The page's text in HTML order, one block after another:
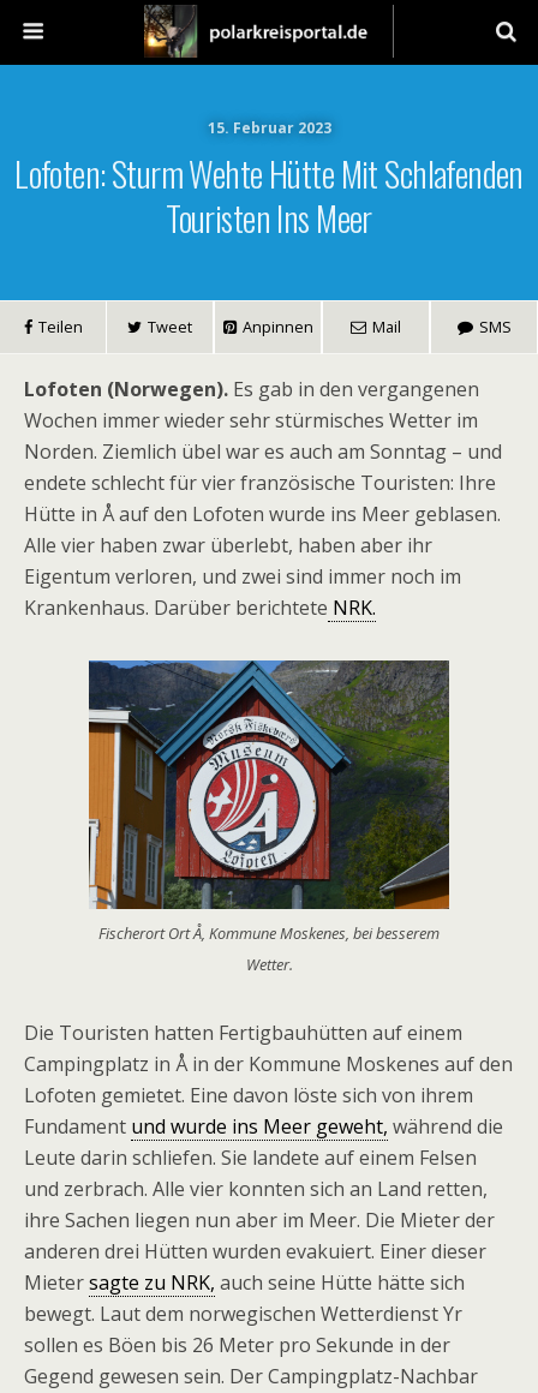
15. Februar 2023
Lofoten: Sturm Wehte Hütte Mit Schlafenden
Touristen Ins Meer
Teilen Tweet Anpinnen Mail SMS
Lofoten (Norwegen). Es gab in den vergangenen
Wochen immer wieder sehr stürmisches Wetter im
Norden. Ziemlich übel war es auch am Sonntag – und
endete schlecht für vier französische Touristen: Ihre
Hütte in Åauf den Lofoten wurde ins Meer geblasen.
Alle vier haben zwar überlebt, haben aber ihr
Eigentum verloren, und zwei sind immer noch im
Krankenhaus. Darüber berichtete NRK.
Fischerort Ort Å, Kommune Moskenes, bei besserem
Wetter.
Die Touristen hatten Fertigbauhütten auf einem
Campingplatz in Åin der Kommune Moskenes auf den
Lofoten gemietet. Eine davon löste sich von ihrem
Fundament und wurde ins Meer geweht, während die
Leute darin schliefen. Sie landete auf einem Felsen
und zerbrach. Alle vier konnten sich an Land retten,
ihre Sachen liegen nun aber im Meer. Die Mieter der
anderen drei Hütten wurden evakuiert. Einer dieser
Mietersagte zu NRK, auch seine Hütte hätte sich
bewegt. Laut dem norwegischen Wetterdienst Yr
sollen es Böen bis 26 Meter pro Sekunde in der
Gegend gewesen sein. Der Campingplatz-Nachbar